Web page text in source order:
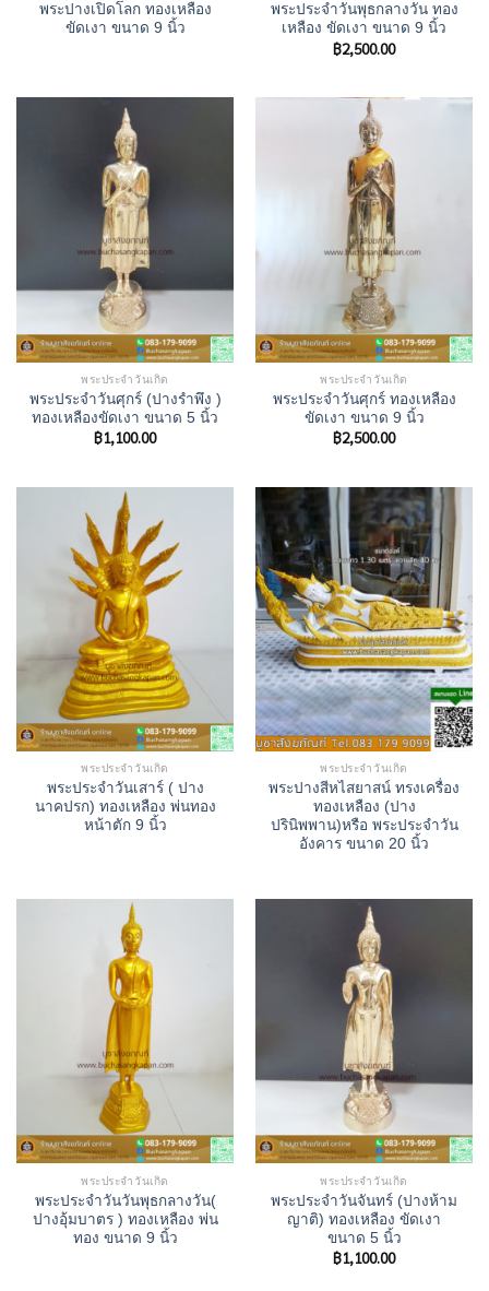
พระปางเปิดโลก ทองเหลือง
ขัดเงา ขนาด 9 นิ้ว
พระประจำวันพุธกลางวัน ทอง
เหลือง ขัดเงา ขนาด 9 นิ้ว
฿2,500.00
พระประจำวันเกิด
พระประจําวันศุกร์ (ปางรำพึง )
ทองเหลืองขัดเงา ขนาด 5 นิ้ว
฿1,100.00
พระประจำวันเกิด
พระประจําวันศุกร์ ทองเหลือง
ขัดเงา ขนาด 9 นิ้ว
฿2,500.00
พระประจำวันเกิด
พระประจําวันเสาร์ ( ปาง
นาคปรก) ทองเหลือง พ่นทอง
หน้าตัก 9 นิ้ว
พระประจำวันเกิด
พระปางสีหไสยาสน์ ทรงเครื่อง
ทองเหลือง (ปาง
ปรินิพพาน)หรือ พระประจำวัน
อังคาร ขนาด 20 นิ้ว
พระประจำวันเกิด
พระประจำวันวันพุธกลางวัน(
ปางอุ้มบาตร ) ทองเหลือง พ่น
ทอง ขนาด 9 นิ้ว
พระประจำวันเกิด
พระประจําวันจันทร์ (ปางห้าม
ญาติ) ทองเหลือง ขัดเงา
ขนาด 5 นิ้ว
฿1,100.00